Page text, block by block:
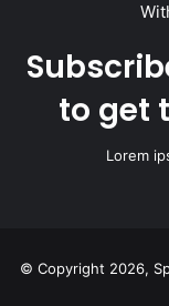
to get
Lorem
© Copyright 2026,